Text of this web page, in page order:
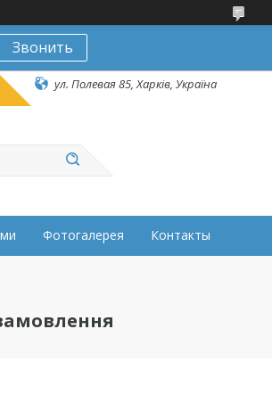
Звонить
ул. Полевая 85, Харків, Україна
Фотогалерея Контакты